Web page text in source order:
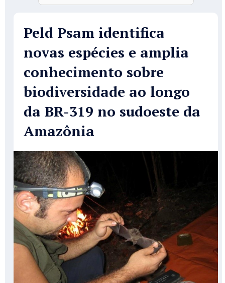
Peld Psam identifica
novas espécies e amplia
conhecimento sobre
biodiversidade ao longo
da BR-319 no sudoeste da
Amazônia